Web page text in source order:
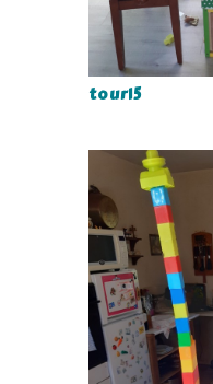
tour15